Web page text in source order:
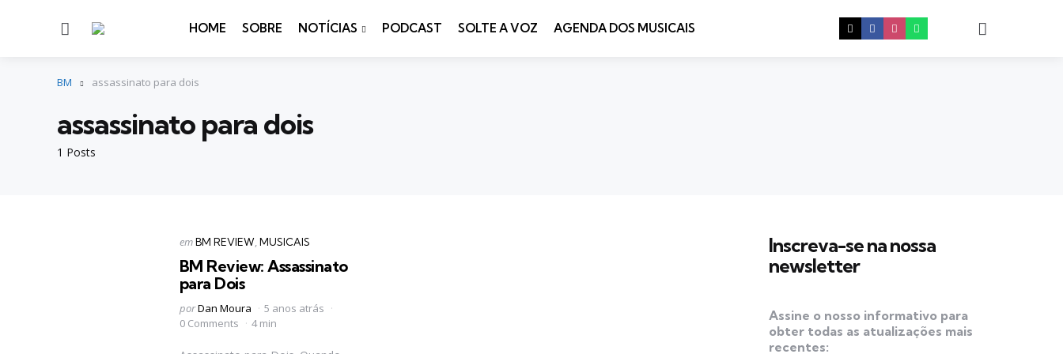
Menu HOME SOBRE NOTÍCIAS PODCAST SOLTE A VOZ AGENDA DOS MUSICAIS
BM assassinato para dois
1 Posts
assassinato para dois
Categorias
Postado
em BM REVIEW MUSICAIS
BM Review: Assassinato
para Dois
Postado
por
porDan Moura
5 anos atrás
0 Comments
4 min
Inscreva-se na nossa
newsletter
Assine o nosso informativo para
obter todas as atualizações mais
recentes: